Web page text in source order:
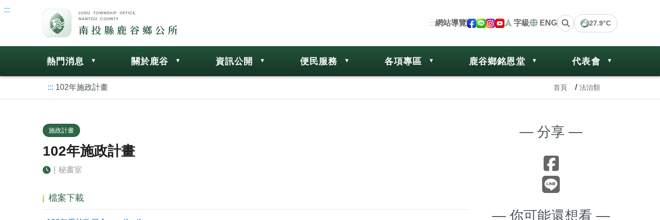
:::
:::網站導覽 字級 ENG 27.9°C
熱門消息 關於鹿谷 資訊公開 便民服務 各項專區 鹿谷鄉銘恩堂 代表會
::: 102年施政計畫 首頁 法治類
施政計畫
102年施政計畫
秘書室
檔案下載
— 分享 —
— 你可能還想看 —